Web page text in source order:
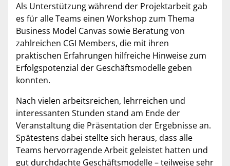
Als Unterstützung während der Projektarbeit gab
es für alle Teams einen Workshop zum Thema
Business Model Canvas sowie Beratung von
zahlreichen CGI Members, die mit ihren
praktischen Erfahrungen hilfreiche Hinweise zum
Erfolgspotenzial der Geschäftsmodelle geben
konnten.
Nach vielen arbeitsreichen, lehrreichen und
interessanten Stunden stand am Ende der
Veranstaltung die Präsentation der Ergebnisse an.
Spätestens dabei stellte sich heraus, dass alle
Teams hervorragende Arbeit geleistet hatten und
gut durchdachte Geschäftsmodelle – teilweise sehr